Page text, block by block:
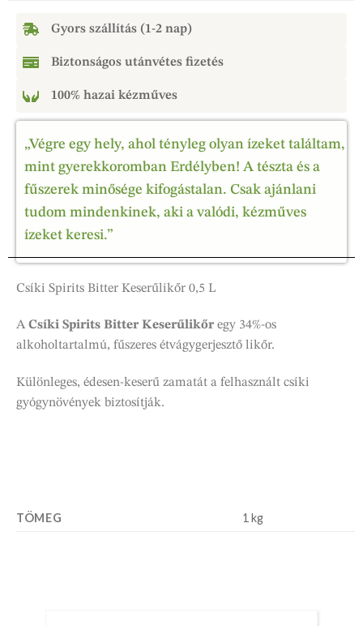
Gyors szállítás (1-2 nap)
Biztonságos utánvétes fizetés
100% hazai kézműves
„Végre egy hely, ahol tényleg olyan ízeket találtam,
mint gyerekkoromban Erdélyben! A tészta és a
fűszerek minősége kifogástalan. Csak ajánlani
tudom mindenkinek, aki a valódi, kézműves
ízeket keresi.”
Csíki Spirits Bitter Keserűlikőr 0,5 L
ACsíki Spirits Bitter Keserűlikőr egy 34%-os
alkoholtartalmú, fűszeres étvágygerjesztő likőr.
Különleges, édesen-keserű zamatát a felhasznált csíki
gyógynövények biztosítják.
TÖMEG 1 kg